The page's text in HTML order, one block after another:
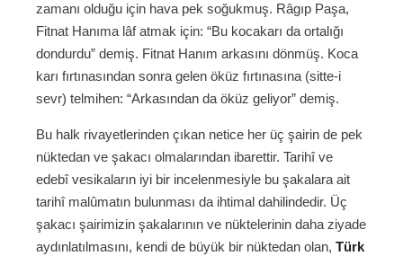
zamanı olduğu için hava pek soğukmuş. Râgıp Paşa,
Fitnat Hanıma lâf atmak için: “Bu kocakarı da ortalığı
dondurdu” demiş. Fitnat Hanım arkasını dönmüş. Koca
karı fırtınasından sonra gelen öküz fırtınasına (sitte-i
sevr) telmihen: “Arkasından da öküz geliyor” demiş.
Bu halk rivayetlerinden çıkan netice her üç şairin de pek
nüktedan ve şakacı olmalarından ibarettir. Tarihî ve
edebî vesikaların iyi bir incelenmesiyle bu şakalara ait
tarihî malûmatın bulunması da ihtimal dahilindedir. Üç
şakacı şairimizin şakalarının ve nüktelerinin daha ziyade
aydınlatılmasını, kendi de büyük bir nüktedan olan, Türk